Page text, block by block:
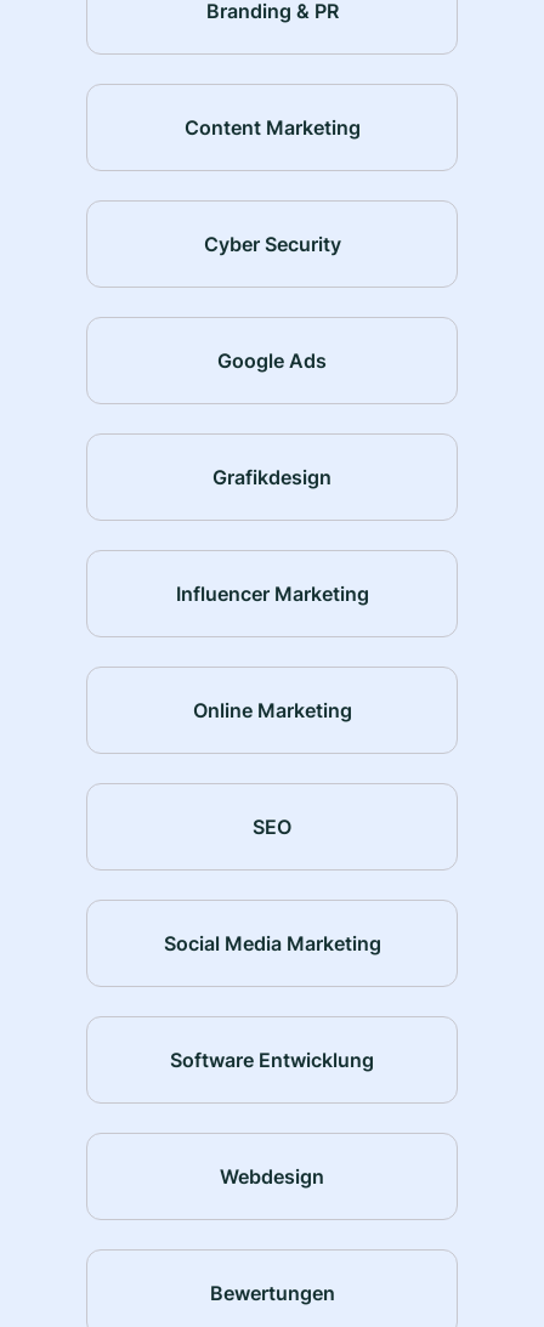
Branding & PR
Content Marketing
Cyber Security
Google Ads
Grafikdesign
Influencer Marketing
Online Marketing
SEO
Social Media Marketing
Software Entwicklung
Webdesign
Bewertungen